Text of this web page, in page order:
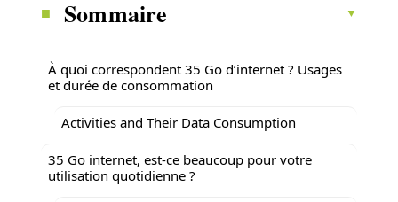
Sommaire
À quoi correspondent 35 Go d’internet ? Usages
et durée de consommation
Activities and Their Data Consumption
35 Go internet, est-ce beaucoup pour votre
utilisation quotidienne ?